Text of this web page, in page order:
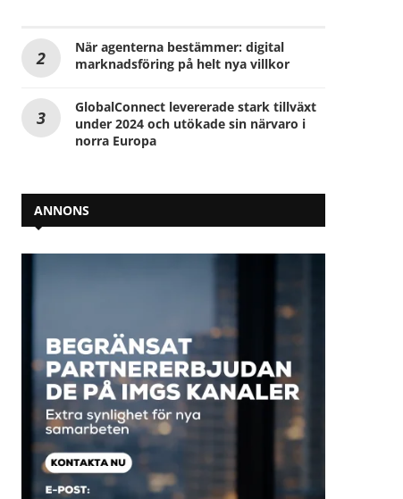
När agenterna bestämmer: digital
marknadsföring på helt nya villkor
GlobalConnect levererade stark tillväxt
under 2024 och utökade sin närvaro i
norra Europa
ANNONS